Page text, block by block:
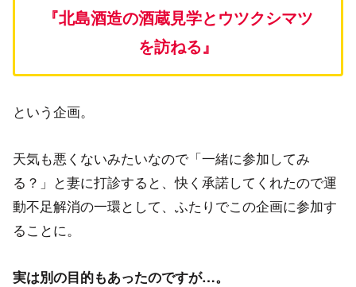
『北島酒造の酒蔵見学とウツクシマツ
を訪ねる』
という企画。
天気も悪くないみたいなので「一緒に参加してみ
る？」と妻に打診すると、快く承諾してくれたので運
動不足解消の一環として、ふたりでこの企画に参加す
ることに。
実は別の目的もあったのですが…。